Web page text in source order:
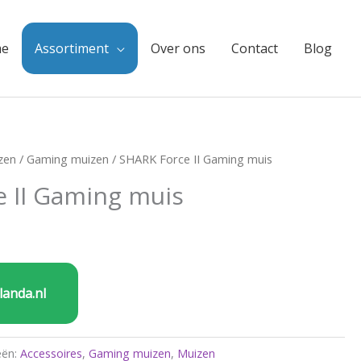
Assortiment Over ons Contact Blog
/ Gaming muizen / SHARK Force II Gaming muis
II Gaming muis
Accessoires,Gaming muizen, Muizen